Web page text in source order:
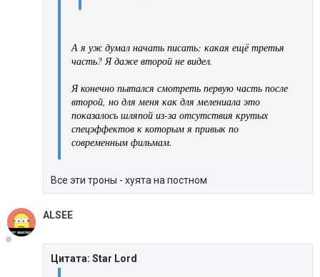
А я уж думал начать писать: какая ещё третья
часть? Я даже второй не видел.
Я конечно пытался смотреть первую часть после
второй, но для меня как для мелениала это
показалось шляпой из-за отсутствия крутых
спецэффектов к которым я привык по
современным фильмам.
Все эти троны - хуята на постном
ALSEE
Цитата: Star Lord